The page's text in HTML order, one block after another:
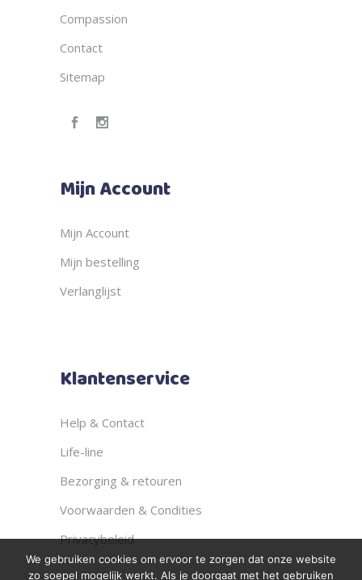
Compassion
Contact
Sitemap
Mijn Account
Mijn Account
Mijn bestelling
Verlanglijst
Klantenservice
Help & Contact
Life-line
Bezorging & retouren
Voorwaarden & Condities
Privacybeleid
We gebruiken cookies om ervoor te zorgen dat onze website
zo soepel mogelijk werkt. Als je doorgaat met het gebruiken